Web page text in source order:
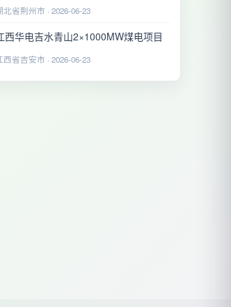
北省荆州市 · 2026-06-23
西华电吉水青山2×1000MW煤电项目
西省吉安市 · 2026-06-23